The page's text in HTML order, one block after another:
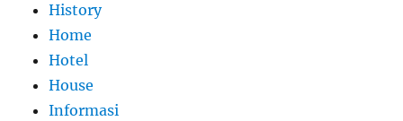
History
Home
Hotel
House
Informasi